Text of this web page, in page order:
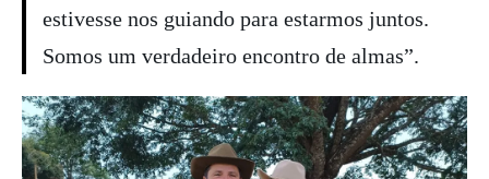
estivesse nos guiando para estarmos juntos.
Somos um verdadeiro encontro de almas”.